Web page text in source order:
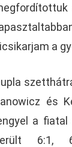
a
és
a fiatal
6:1,